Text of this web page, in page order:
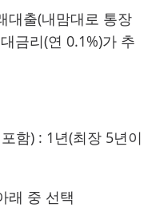
대출(내맘대로 통장
금리(연 0.1%)가 추
함) : 1년(최장 5년이
래 중 선택